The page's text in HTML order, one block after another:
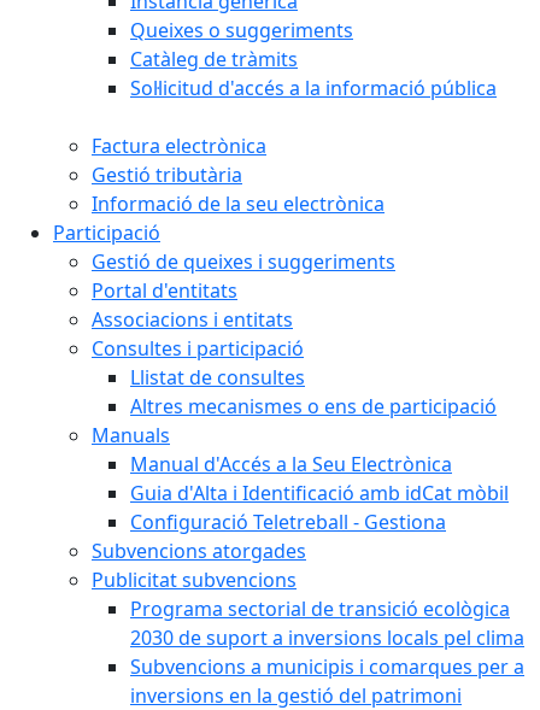
Queixes o suggeriments
Catàleg de tràmits
Sol·licitud d'accés a la informació pública
Factura electrònica
Gestió tributària
Informació de la seu electrònica
Participació
Gestió de queixes i suggeriments
Portal d'entitats
Associacions i entitats
Consultes i participació
Llistat de consultes
Altres mecanismes o ens de participació
Manuals
Manual d'Accés a la Seu Electrònica
Guia d'Alta i Identificació amb idCat mòbil
Configuració Teletreball - Gestiona
Subvencions atorgades
Publicitat subvencions
Programa sectorial de transició ecològica
2030 de suport a inversions locals pel clima
Subvencions a municipis i comarques per a
inversions en la gestió del patrimoni